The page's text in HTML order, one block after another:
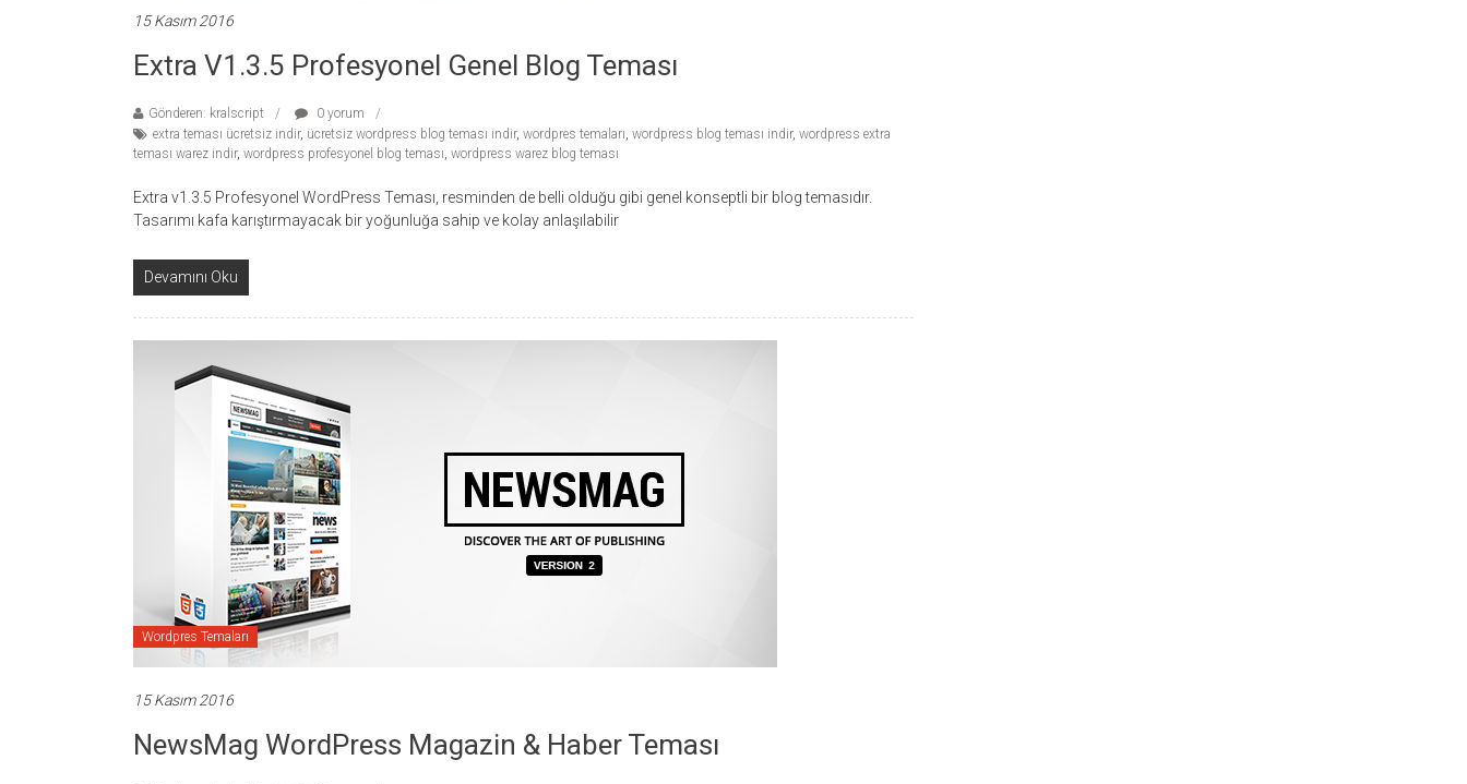
15 Kasım 2016
Extra V1.3.5 Profesyonel Genel Blog Teması
Gönderen: kralscript
0 yorum
extra teması ücretsiz indir, ücretsiz wordpress blog teması indir, wordpres temaları, wordpress blog teması indir, wordpress extra
teması warez indir, wordpress profesyonel blog teması, wordpress warez blog teması
Extra v1.3.5 Profesyonel WordPress Teması, resminden de belli olduğu gibi genel konseptli bir blog temasıdır.
Tasarımı kafa karıştırmayacak bir yoğunluğa sahip ve kolay anlaşılabilir
Devamını Oku
Wordpres Temaları
15 Kasım 2016
NewsMag WordPress Magazin & Haber Teması